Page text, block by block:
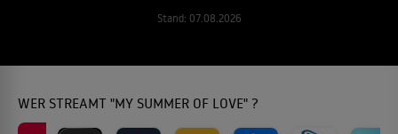
Stand: 07.08.2026
WER STREAMT "MY SUMMER OF LOVE" ?